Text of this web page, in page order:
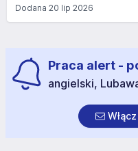
Dodana 20 lip 2026
Praca alert -
angielski,